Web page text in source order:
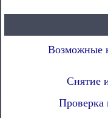
Возможные
Снятие
Проверка